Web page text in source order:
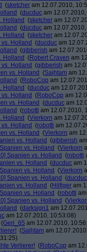
(sketcher am 12.07.2010,
(ducduc am
Holland (sketcher am
(ducduc am
Holland (sketcher am
Holland (ducduc am
(gibberish am
Holland (Robert Craven am
Holland (gibberish am
vs. Holland (Sajhtam am
(RoboCop am
Holland (ducduc am
Holland (RoboCop am
vs. Holland (ducduc am
(robotti am 12.07.2010,
Holland (Vierkorn am
Holland (robotti am
vs. Holland (Vierkorn am
vs. Holland (gibberish
vs. Holland (Vierkorn
Spanien vs. Holland (robotti
vs. Holland (ducduc am
vs. Holland (Vierkorn
Spanien vs. Holland (ducduc
vs. Holland (Hilfiger am
vs. Holland (robotti
Spanien vs. Holland (
(darksign1 am
am 12.07.2010, 10:53:08)
(Geri_65 am 12.07.2010,
(Sajhtam am
Verlierer! (RoboCop am